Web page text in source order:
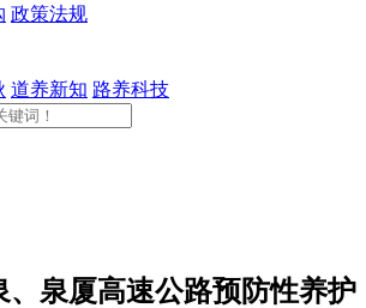
政策法规
道养新知 路养科技
、泉厦高速公路预防性养护